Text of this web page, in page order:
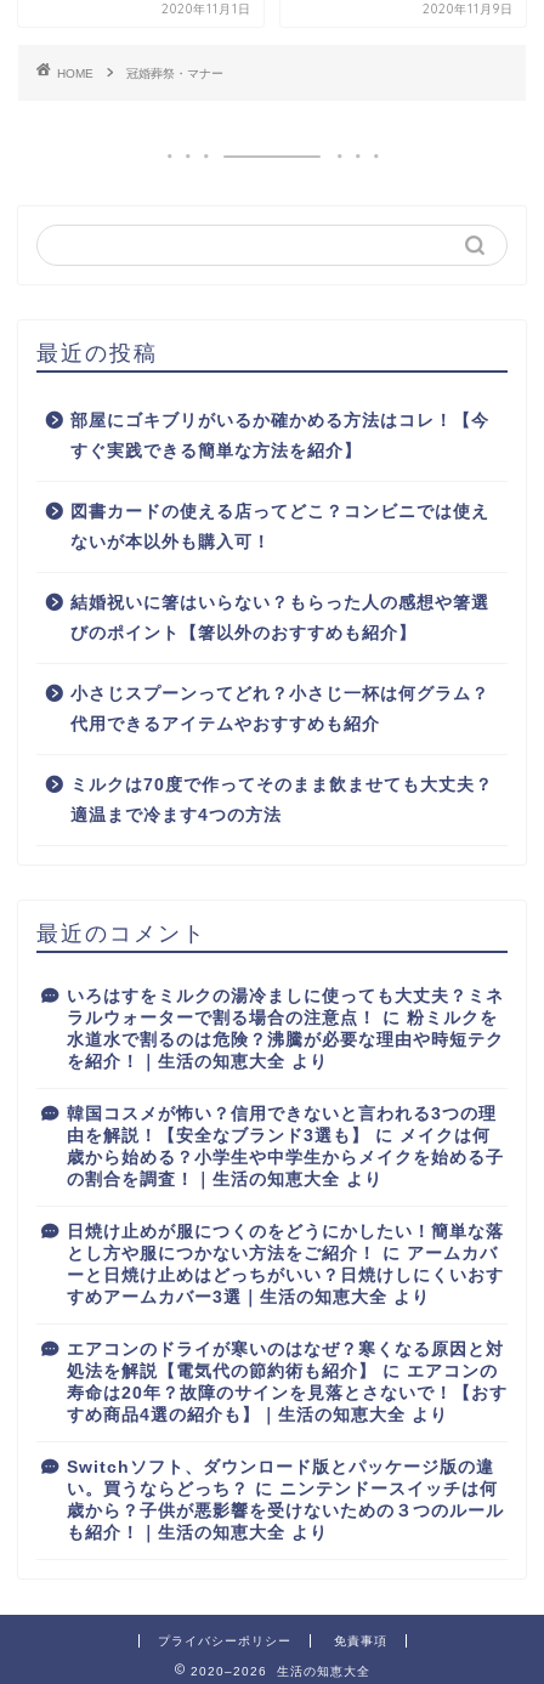
2020年11月1日 2020年11月9日
HOME 冠婚葬祭・マナー
最近の投稿
部屋にゴキブリがいるか確かめる方法はコレ！【今
すぐ実践できる簡単な方法を紹介】
図書カードの使える店ってどこ？コンビニでは使え
ないが本以外も購入可！
結婚祝いに箸はいらない？もらった人の感想や箸選
びのポイント【箸以外のおすすめも紹介】
小さじスプーンってどれ？小さじ一杯は何グラム？
代用できるアイテムやおすすめも紹介
ミルクは70度で作ってそのまま飲ませても大丈夫？
適温まで冷ます4つの方法
最近のコメント
いろはすをミルクの湯冷ましに使っても大丈夫？ミネ
ラルウォーターで割る場合の注意点！
に 粉ミルクを
水道水で割るのは危険？沸騰が必要な理由や時短テク
を紹介！｜生活の知恵大全 より
韓国コスメが怖い？信用できないと言われる3つの理
由を解説！【安全なブランド3選も】
に メイクは何
歳から始める？小学生や中学生からメイクを始める子
の割合を調査！｜生活の知恵大全 より
日焼け止めが服につくのをどうにかしたい！簡単な落
とし方や服につかない方法をご紹介！
に アームカバ
ーと日焼け止めはどっちがいい？日焼けしにくいおす
すめアームカバー3選｜生活の知恵大全 より
エアコンのドライが寒いのはなぜ？寒くなる原因と対
処法を解説【電気代の節約術も紹介】
に エアコンの
寿命は20年？故障のサインを見落とさないで！【おす
すめ商品4選の紹介も】｜生活の知恵大全 より
Switchソフト、ダウンロード版とパッケージ版の違
い。買うならどっち？
に ニンテンドースイッチは何
歳から？子供が悪影響を受けないための３つのルール
も紹介！｜生活の知恵大全 より
プライバシーポリシー 免責事項
2020–2026 生活の知恵大全